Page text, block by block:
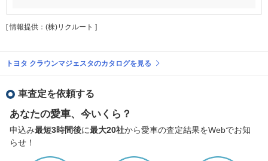
[ 情報提供：(株)リクルート ]
トヨタ クラウンマジェスタのカタログを見る
車査定を依頼する
あなたの愛車、今いくら？
申込み最短3時間後に最大20社から愛車の査定結果をWebでお知
らせ！